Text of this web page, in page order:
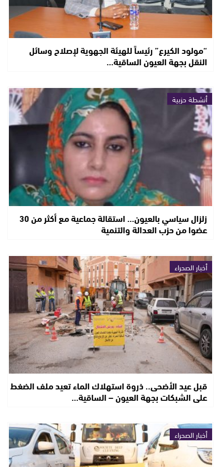
“مولود الكيرع” رئيساً للهيئة الجهوية لإصلاح وسائل
النقل بجهة العيون الساقية…
أنشطة حزبية
زلزال سياسي بالعيون… استقالة جماعية مع أكثر من 30
عضوا من حزب العدالة والتنمية
أخبار الصحراء
قبل عيد الأضحى.. ذروة استهلاك الماء تعيد ملف الضغط
على الشبكات بجهة العيون – الساقية…
أخبار الصحراء